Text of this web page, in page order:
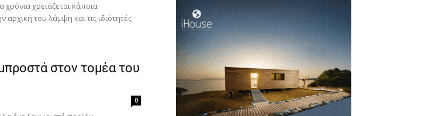
χρειάζεται κάποια
του λάμψη και τις ιδιότητές
στον τομέα του
0